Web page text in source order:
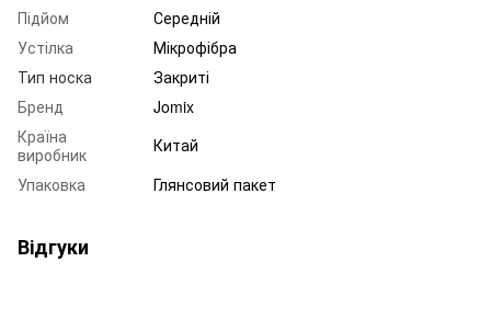
Підйом
Середній
Устілка
Мікрофібра
Тип носка
Закриті
Бренд
Jomix
Країна
виробник
Китай
Упаковка
Глянсовий пакет
Відгуки